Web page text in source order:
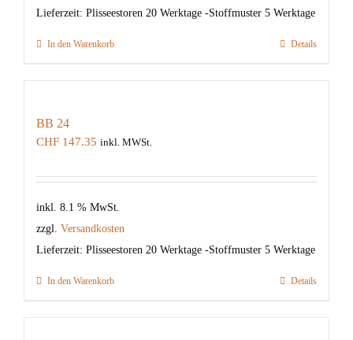
Lieferzeit: Plisseestoren 20 Werktage -Stoffmuster 5 Werktage
In den Warenkorb Details
BB 24
CHF 147.35 inkl. MWSt.
inkl. 8.1 % MwSt.
zzgl. Versandkosten
Lieferzeit: Plisseestoren 20 Werktage -Stoffmuster 5 Werktage
In den Warenkorb Details